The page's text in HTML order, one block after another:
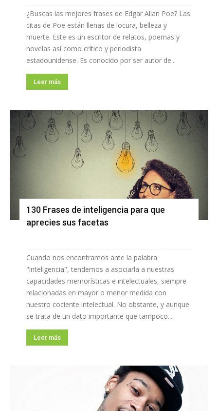
¿Buscas las mejores frases de Edgar Allan Poe? Las
citas de Poe están llenas de locura, belleza y
muerte. Este es un escritor de relatos, poemas y
novelas así como crítico y periodista
estadounidense. Es conocido por ser autor de...
Leer más
130 Frases de inteligencia para que
aprecies sus facetas
Cuando nos encontramos ante la palabra
"inteligencia", tendemos a asociarla a nuestras
capacidades memorísticas e intelectuales, siempre
relacionadas en mayor o menor medida con
nuestro cociente intelectual. No obstante, y aunque
se trata de un dato importante que tampoco...
Leer más